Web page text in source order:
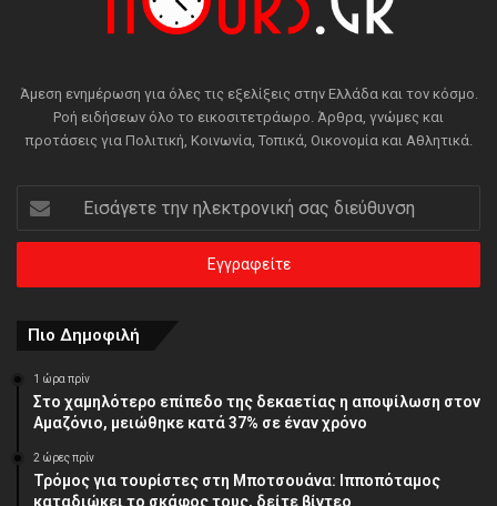
Άμεση ενημέρωση για όλες τις εξελίξεις στην Ελλάδα και τον κόσμο.
Ροή ειδήσεων όλο το εικοσιτετράωρο. Άρθρα, γνώμες και
προτάσεις για Πολιτική, Κοινωνία, Τοπικά, Οικονομία και Αθλητικά.
Εισάγετε
την
ηλεκτρονική
διεύθυνση
Πιο Δημοφιλή
1 ώρα πρίν
Στο χαμηλότερο επίπεδο της δεκαετίας η αποψίλωση στον
Αμαζόνιο, μειώθηκε κατά 37% σε έναν χρόνο
2 ώρες πρίν
Τρόμος για τουρίστες στη Μποτσουάνα: Ιπποπόταμος
καταδιώκει το σκάφος τους, δείτε βίντεο